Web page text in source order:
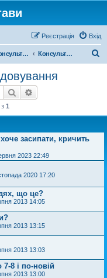
Вхід
Реєстрація
Консультації фахівців Консультант з грудного вигодовування
Пошук
з 1
засипати, кричить
2023 22:49
2020 17:20
що це?
2013 14:05
2013 13:15
2013 13:03
8 і по-новій
2013 13:00